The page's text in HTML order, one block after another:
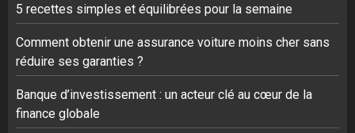
5 recettes simples et équilibrées pour la semaine
Comment obtenir une assurance voiture moins cher sans
réduire ses garanties ?
Banque d’investissement : un acteur clé au cœur de la
finance globale